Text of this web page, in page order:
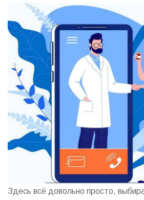
Здесь всё довольно просто,